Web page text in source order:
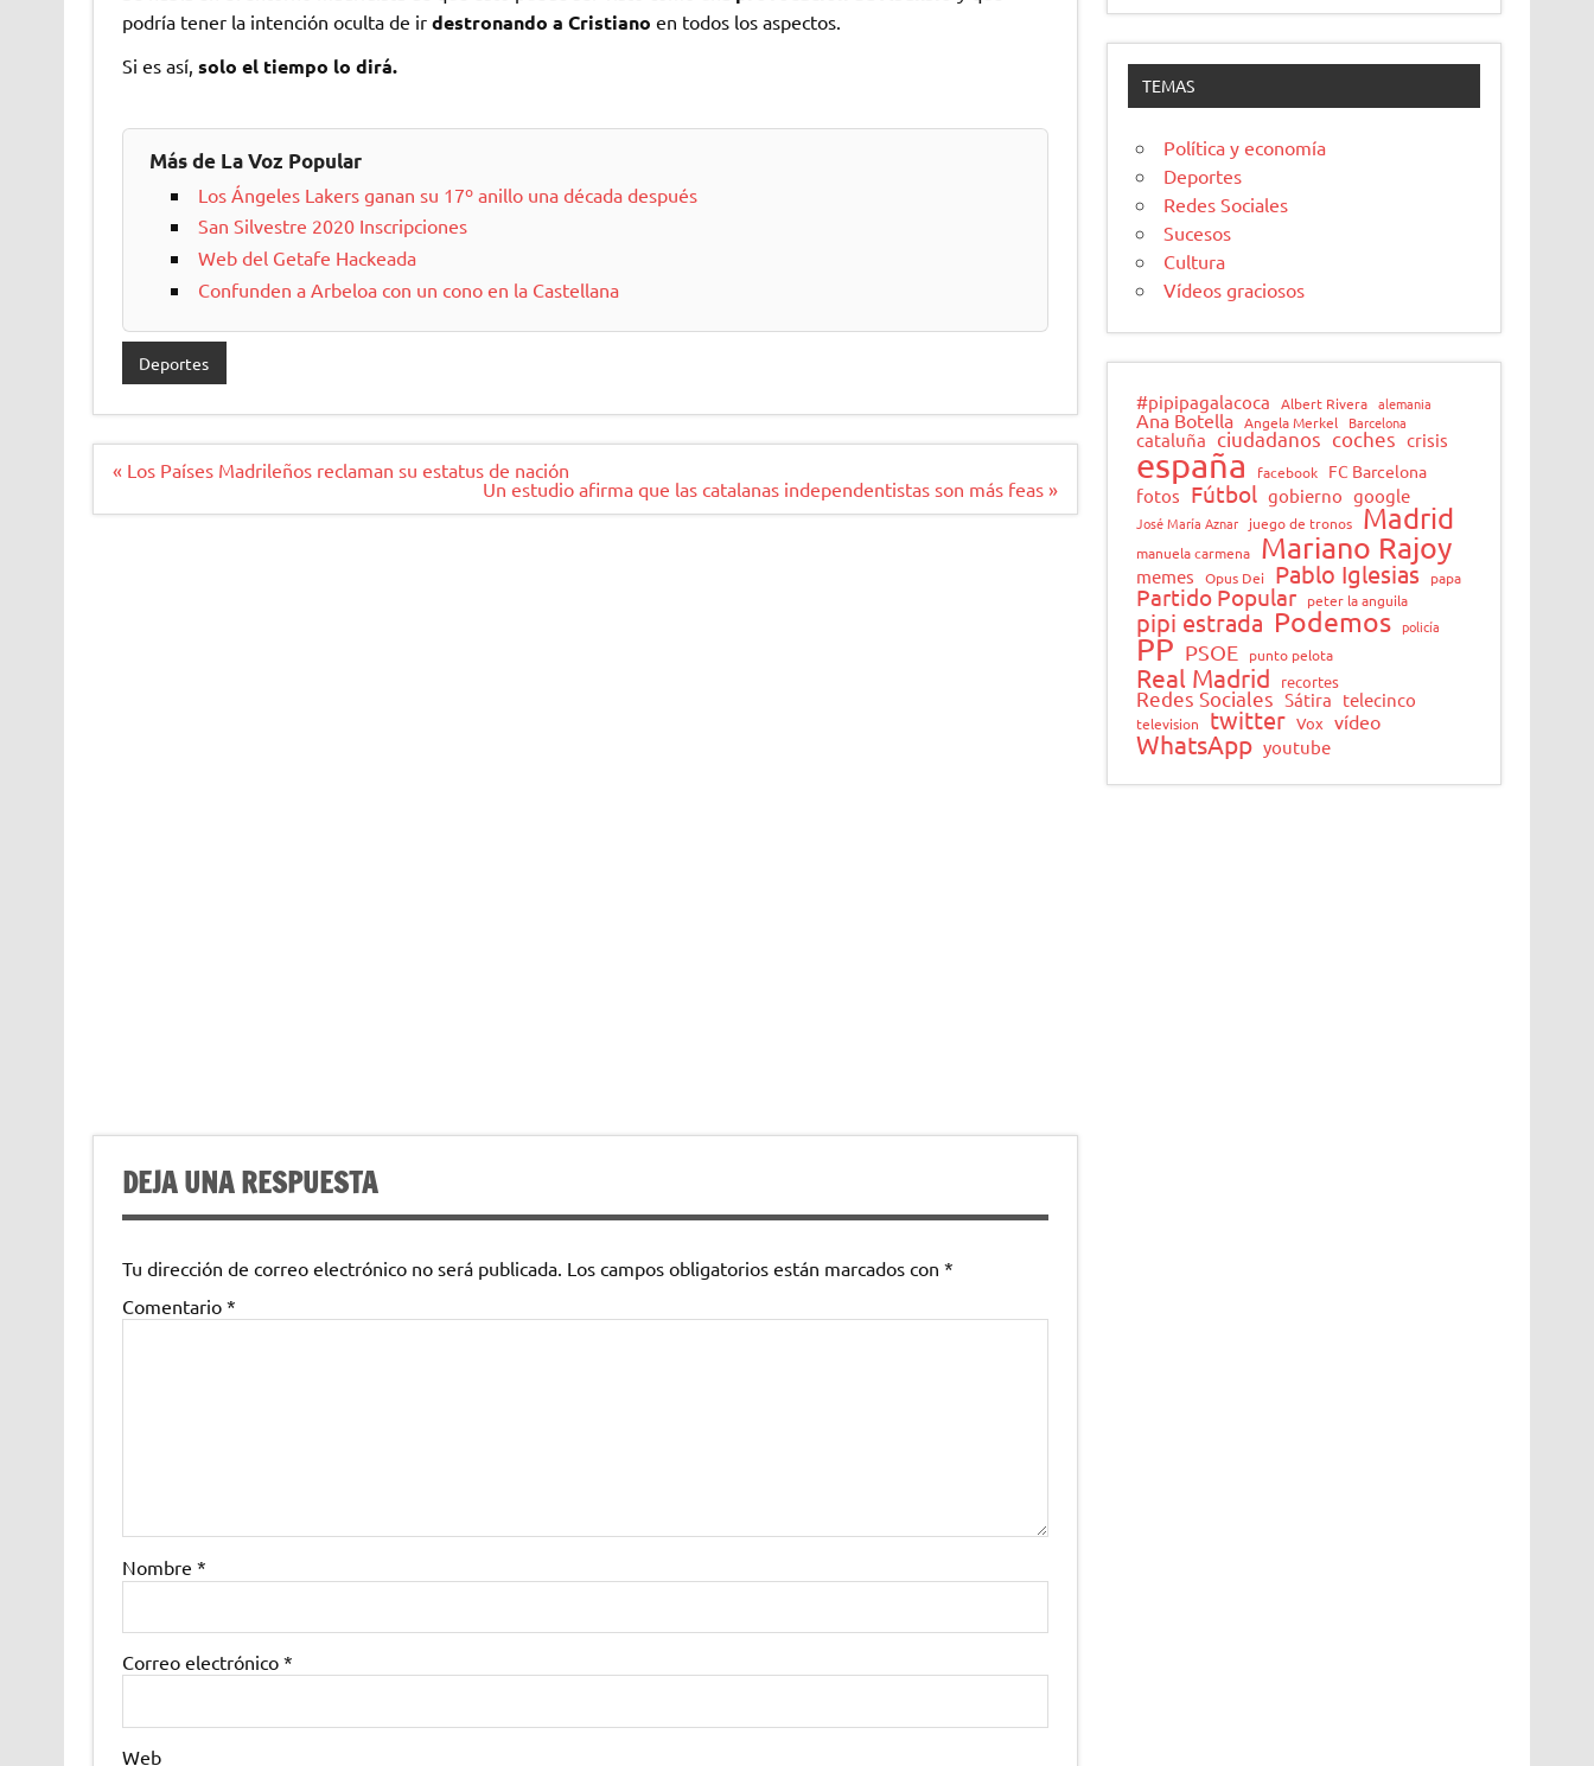
podría tener la intención oculta de ir destronando a Cristiano en todos los aspectos.
Si es así, solo el tiempo lo dirá.
Más de La Voz Popular
Los Ángeles Lakers ganan su 17º anillo una década después
San Silvestre 2020 Inscripciones
Web del Getafe Hackeada
Confunden a Arbeloa con un cono en la Castellana
Deportes
Navegación
« Los Países Madrileños reclaman su estatus de nación
Un estudio afirma que las catalanas independentistas son más feas »
DEJA UNA RESPUESTA
Tu dirección de correo electrónico no será publicada. Los campos obligatorios están marcados con *
Comentario *
Nombre *
Correo electrónico *
Web
TEMAS
Política y economía
Deportes
Redes Sociales
Sucesos
Cultura
Vídeos graciosos
#pipipagalacoca Albert Rivera alemania
Ana Botella Angela Merkel Barcelona
cataluña ciudadanos coches crisis
españa facebook FC Barcelona
fotos Fútbol gobierno google
José María Aznar juego de tronos Madrid
manuela carmena Mariano Rajoy
memes Opus Dei Pablo Iglesias papa
Partido Popular peter la anguila
pipi estrada Podemos policía
PP PSOE punto pelota
Real Madrid recortes
Redes Sociales Sátira telecinco
television twitter Vox vídeo
WhatsApp youtube